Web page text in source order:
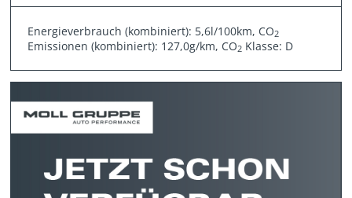
Energieverbrauch (kombiniert): 5,6l/100km, CO2
Emissionen (kombiniert): 127,0g/km, CO2 Klasse: D